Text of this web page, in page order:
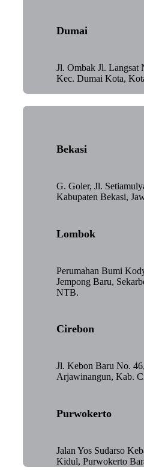
Dumai
Jl. Ombak Jl. Langsat
Kec. Dumai Kota,
Bekasi
G. Goler, Jl.
Kabupaten Bekasi,
Lombok
Perumahan Bumi
Jempong Baru,
NTB.
Cirebon
Jl. Kebon Baru No.
Arjawinangun, Kab.
Purwokerto
Jalan Yos Sudarso
Kidul, Purwokerto